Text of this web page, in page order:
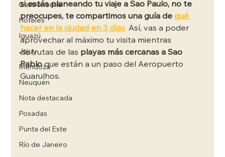
Gastronomía
Hoteles
Iguazú
Jujuy
Mendoza
Neuquén
Nota destacada
Posadas
Punta del Este
Río de Janeiro
si estás planeando tu viaje a Sao Paulo, no te
preocupes, te compartimos una guía de qué
hacer en la ciudad en 3 días. Así, vas a poder
aprovechar al máximo tu visita mientras
disfrutas de las playas más cercanas a Sao
Pablo que están a un paso del Aeropuerto
Guarulhos.